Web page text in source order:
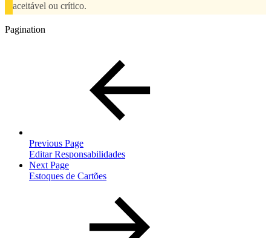
aceitável ou crítico.
Pagination
Previous Page
Editar Responsabilidades
Next Page
Estoques de Cartões